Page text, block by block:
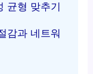
균형 맞추기
감과 네트워